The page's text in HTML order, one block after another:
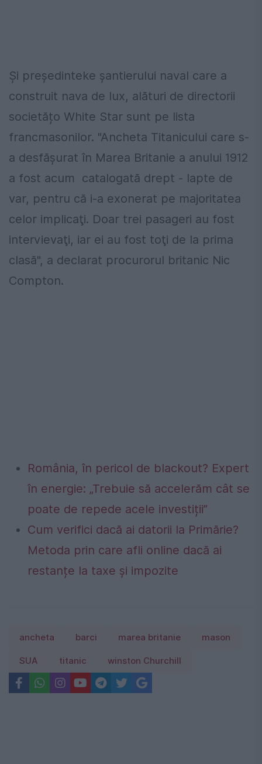
Și președinteke șantierului naval care a
construit nava de lux, alături de directorii
societățo White Star sunt pe lista
francmasonilor. "Ancheta Titanicului care s-
a desfăşurat în Marea Britanie a anului 1912
a fost acum catalogată drept - lapte de
var, pentru că i-a exonerat pe majoritatea
celor implicaţi. Doar trei pasageri au fost
intervievaţi, iar ei au fost toţi de la prima
clasă", a declarat procurorul britanic Nic
Compton.
România, în pericol de blackout? Expert
în energie: „Trebuie să accelerăm cât se
poate de repede acele investiții”
Cum verifici dacă ai datorii la Primărie?
Metoda prin care afli online dacă ai
restanțe la taxe și impozite
ancheta barci marea britanie mason
SUA titanic winston Churchill